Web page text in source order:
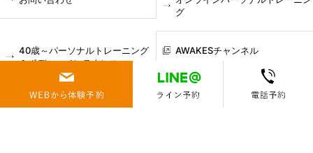
グ
40歳～パーソナルトレーニング
＆ボディーメンテナンス
AWAKESチャンネル